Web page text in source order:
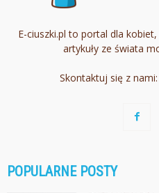
E-ciuszki.pl to portal dla
artykuły ze świata
Skontaktuj się z nami:
POPULARNE POSTY